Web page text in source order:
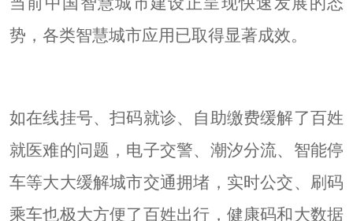
势，各类智慧城市应用已取得显著成效。
如在线挂号、扫码就诊、自助缴费缓解了百姓
就医难的问题，电子交警、潮汐分流、智能停
车等大大缓解城市交通拥堵，实时公交、刷码
乘车也极大方便了百姓出行，健康码和大数据